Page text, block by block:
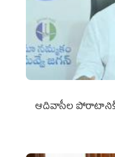
ఆదివాసీల